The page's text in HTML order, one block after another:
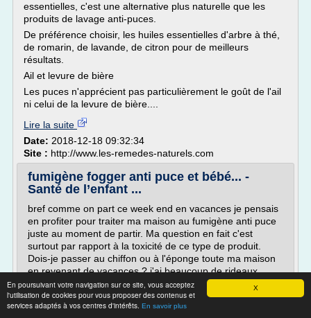
X
En poursuivant votre navigation sur ce site, vous acceptez
l'utilisation de cookies pour vous proposer des contenus et
services adaptés à vos centres d'intérêts. En savoir plus
essentielles, c'est une alternative plus naturelle que les
produits de lavage anti-puces.
De préférence choisir, les huiles essentielles d'arbre à thé,
de romarin, de lavande, de citron pour de meilleurs
résultats.
Ail et levure de bière
Les puces n'apprécient pas particulièrement le goût de l'ail
ni celui de la levure de bière....
Lire la suite
Date: 2018-12-18 09:32:34
Site : http://www.les-remedes-naturels.com
fumigène fogger anti puce et bébé... -
Santé de l’enfant ...
bref comme on part ce week end en vacances je pensais
en profiter pour traiter ma maison au fumigène anti puce
juste au moment de partir. Ma question en fait c'est
surtout par rapport à la toxicité de ce type de produit.
Dois-je passer au chiffon ou à l'éponge toute ma maison
en revenant de vacances ? j'ai beaucoup de rideaux,
dois-je les laver tous ? bref la pharmacie où j'ai acheté
le...